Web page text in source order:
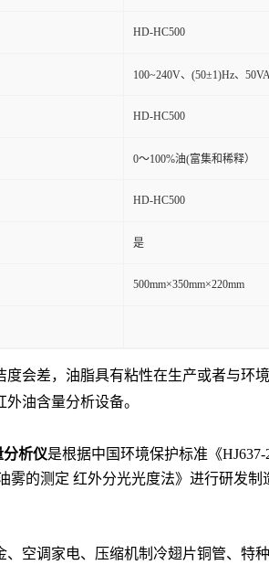
HD-HC500
100~240V、(50±1)Hz、
HD-HC500
0～100%油(富集和稀释）
HD-HC500
是
500mm×350mm×220mm
会差，油脂具有粘性在生产或者与环
油含量分析设备。
分析仪是根据中国环境保护标准《
雾的测定 红外分光光度法》进行研发制
、空调家电、压缩机制冷翅片铜管、